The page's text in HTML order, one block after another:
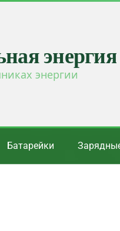
энергия
энергии
Батарейки